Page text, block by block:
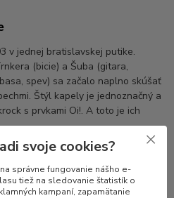
v jednej bratislavskej putike.
(bicie) a Šuba (gitara,
spev) sa začalo naplno skúšať
Štýl kapely je jednoznačný a
s prvkami Oi!. A toto je ich
svoje cookies?
správne fungovanie nášho e-
tiež na sledovanie štatistík o
kampaní, zapamätanie